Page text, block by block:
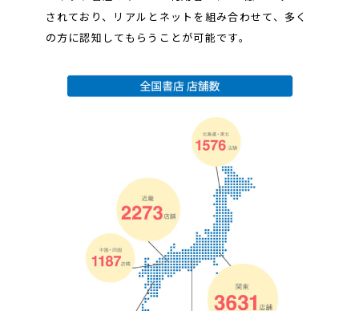
されており、リアルとネットを組み合わせて、多く
の方に認知してもらうことが可能です。